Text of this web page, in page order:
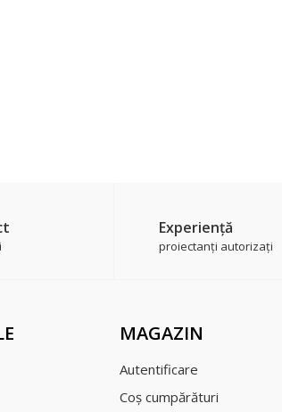
Experienţă
proiectanți autorizați
MAGAZIN
Autentificare
Coş cumpărături